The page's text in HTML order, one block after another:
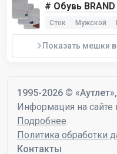
# Обувь
лотов
Сток Мужской
Показать мешки
1995-2026 ©
Информация на сайте
Подробнее
Политика обработки
Контакты